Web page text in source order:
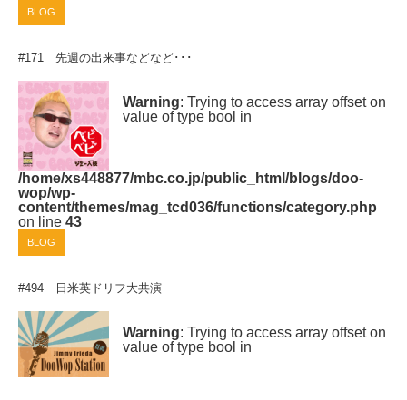
BLOG
#171 先週の出来事などなど･･･
Warning: Trying to access array offset on
value of type bool in
/home/xs448877/mbc.co.jp/public_html/blogs/doo-
wop/wp-
content/themes/mag_tcd036/functions/category.php
on line 43
BLOG
#494 日米英ドリフ大共演
Warning: Trying to access array offset on
value of type bool in